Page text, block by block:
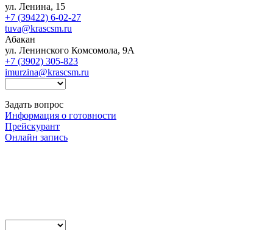
ул. Ленина, 15
+7 (39422) 6-02-27
tuva@krascsm.ru
Абакан
ул. Ленинского Комсомола, 9А
+7 (3902) 305-823
imurzina@krascsm.ru
Задать вопрос
Информация о готовности
Прейскурант
Онлайн запись